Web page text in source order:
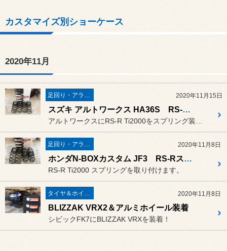
カスタマイズ別ショーケース
2020年11月
足回り・アライメント 2020年11月15日
スズキ アルトワークス HA36S RS-Rスプリング交換
足回り・アライメント 2020年11月8日
ホンダN-BOXカスタム JF3 RS-Rスプリング交換
RS-R Ti2000 スプリングを取り付けます。
タイヤ＆ホイール 2020年11月8日
BLIZZAK VRX2＆アルミホイール装着
シビックFK7にBLIZZAK VRXを装着！